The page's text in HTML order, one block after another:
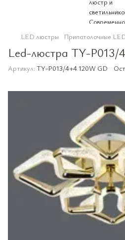
LED люстры Припотолочные
Led-люстра TY-P013/
Артикул: TY-P013/4+4 120W GD